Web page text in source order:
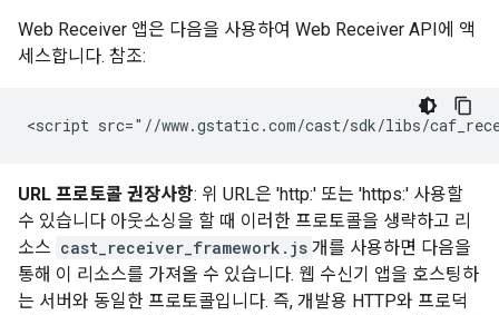
Web Receiver 앱은 다음을 사용하여 Web Receiver API에 액
세스합니다. 참조:
URL 프로토콜 권장사항: 위 URL은 'http:' 또는 'https:' 사용할
수 있습니다 아웃소싱을 할 때 이러한 프로토콜을 생략하고 리
소스 cast_receiver_framework.js 개를 사용하면 다음을
통해 이 리소스를 가져올 수 있습니다. 웹 수신기 앱을 호스팅하
는 서버와 동일한 프로토콜입니다. 즉, 개발용 HTTP와 프로덕